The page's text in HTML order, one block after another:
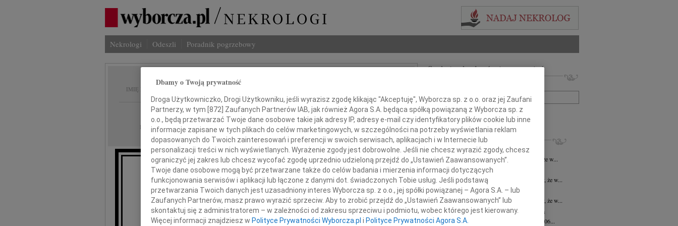
Nekrologi Odeszli Poradnik pogrzebowy
IMIĘ I NAZWISKO: Urszula Kostur
REGION: Opole
DATA EMISJI: 31.10.2009
Z żalem zawiadamiamy,
że dnia 28 października 2009 roku
zmarła
Szukaj nekrologów i wspomnień
+ szukanie zaawansowane
INNE NEKROLOGI
Krystyna Jena 30.04.2026Opole
Z głębokim żalem i smutkiem informujemy, że w...
Izabela Kuc16.02.2026
Z głębokim żalem i smutkiem zawiadamiamy, że w...
Izabela Kuc13.02.2026cała Polska
Z głębokim żalem i smutkiem zawiadamiamy, że w...
Gabriela Chwalińska 09.01.2026 cała Polska
Z głębokim żalem zawiadamiamy, że w dniu 06...
Dbamy o Twoją prywatność
Droga Użytkowniczko, Drogi Użytkowniku, jeśli wyrazisz zgodę klikając "Akceptuję", Wyborcza sp. z o.o. oraz jej Zaufani
Partnerzy, w tym [872] Zaufanych Partnerów IAB, jak również Agora S.A. będąca spółką powiązaną z Wyborcza sp. z
o.o., będą przetwarzać Twoje dane osobowe takie jak adresy IP, adresy e-mail czy identyfikatory plików cookie lub inne
informacje zapisane w tych plikach do celów marketingowych, w szczególności na potrzeby wyświetlania reklam
dopasowanych do Twoich zainteresowań i preferencji w swoich serwisach, aplikacjach i w Internecie lub
personalizacji treści w nich wyświetlanych. Wyrażenie zgody jest dobrowolne. Jeśli nie chcesz wyrazić zgody, chcesz
ograniczyć jej zakres lub chcesz wycofać zgodę uprzednio udzieloną przejdź do „Ustawień Zaawansowanych”.
Twoje dane osobowe mogą być przetwarzane także do celów badania i mierzenia informacji dotyczących
funkcjonowania serwisów i aplikacji lub łączone z danymi dot. świadczonych Tobie usług. Jeśli podstawą
przetwarzania Twoich danych jest uzasadniony interes Wyborcza sp. z o.o., jej spółki powiązanej – Agora S.A. – lub
Zaufanych Partnerów, masz prawo wyrazić sprzeciw. Aby to zrobić przejdź do „Ustawień Zaawansowanych” lub
skontaktuj się z administratorem – w zależności od zakresu sprzeciwu i podmiotu, wobec którego jest kierowany.
Więcej informacji znajdziesz w Polityce Prywatności Wyborcza.pl i Polityce Prywatności Agora S.A.